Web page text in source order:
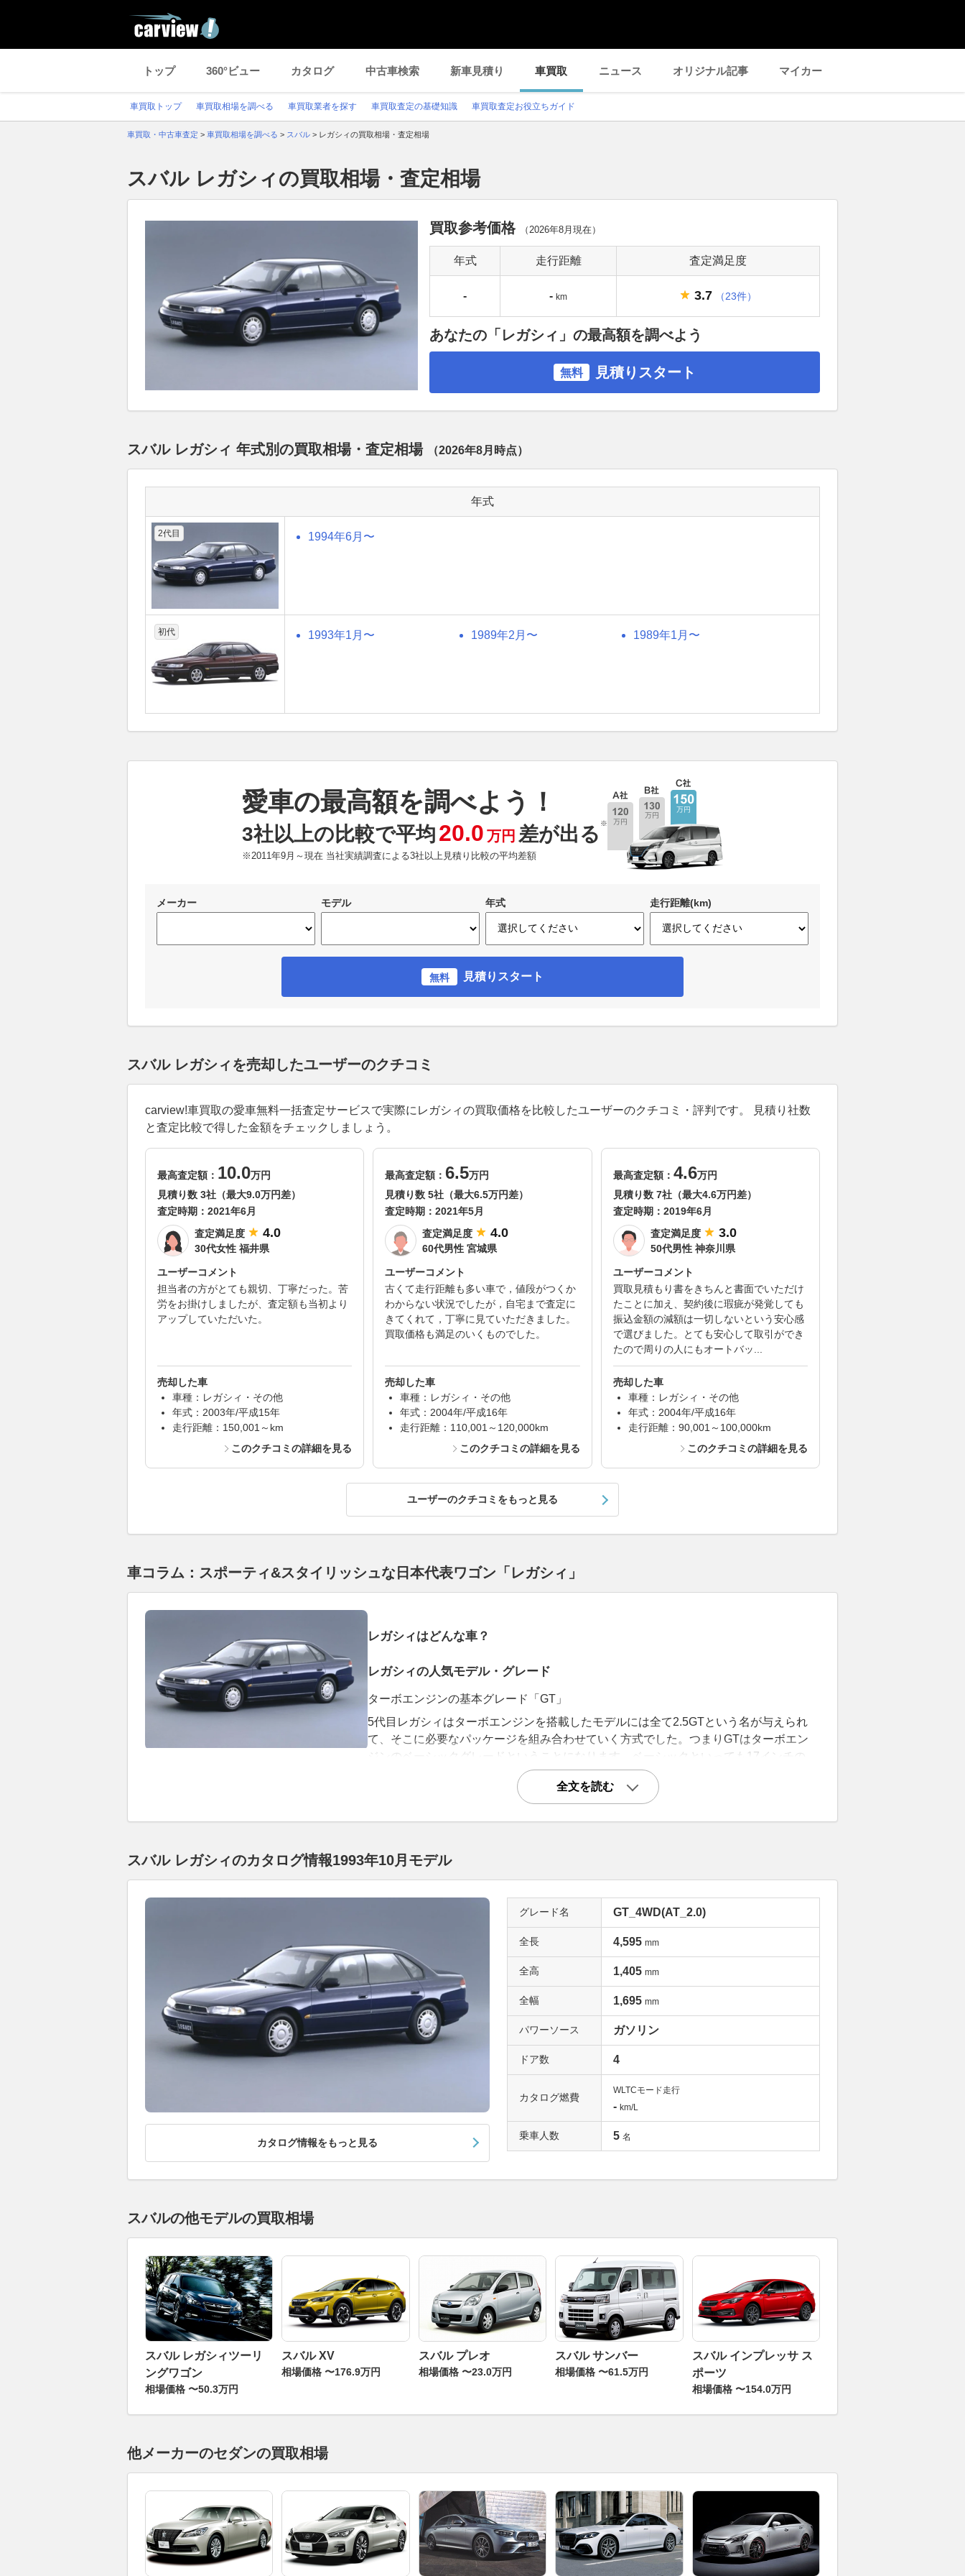
トップ 360°ビュー カタログ 中古車検索 新車見積り 車買取 ニュース オリジナル記事 マイカー
車買取トップ 車買取相場を調べる 車買取業者を探す 車買取査定の基礎知識 車買取査定お役立ちガイド
車買取・中古車査定 > 車買取相場を調べる > スバル > レガシィの買取相場・査定相場
スバル レガシィの買取相場・査定相場
買取参考価格 （2026年8月 現在）
年式 走行距離 査定満足度
- - km 3.7 （23件）
あなたの「レガシィ」の最高額を調べよう
無料 見積りスタート
スバル レガシィ 年式別の買取相場・査定相場 （2026年8月 時点）
年式
2代目 1994年6月〜
初代 1993年1月〜 1989年2月〜 1989年1月〜
愛車の最高額を調べよう！
3社以上の比較で平均20.0 万円 差が出る ※
※2011年9月～現在 当社実績調査による3社以上見積り比較の平均差額
メーカー モデル 年式 走行距離(km)
無料 見積りスタート
スバル レガシィを売却したユーザーのクチコミ
carview!車買取の愛車無料一括査定サービスで実際にレガシィの買取価格を比較したユーザーのクチコミ・評判です。 見積り社数
と査定比較で得した金額をチェックしましょう。
最高査定額： 10.0万円
見積り数 3社（最大9.0万円差）
査定時期： 2021年6月
査定満足度
4.0
30代女性 福井県
ユーザーコメント
担当者の方がとても親切、丁寧だった。苦
労をお掛けしましたが、査定額も当初より
アップしていただいた。
売却した車
車種：レガシィ・その他
年式：2003年/平成15年
走行距離：150,001～km
このクチコミの詳細を見る
最高査定額： 6.5万円
見積り数 5社（最大6.5万円差）
査定時期：2021年5月
査定満足度
4.0
60代男性 宮城県
ユーザーコメント
古くて走行距離も多い車で，値段がつくか
わからない状況でしたが，自宅まで査定に
きてくれて，丁寧に見ていただきました。
買取価格も満足のいくものでした。
売却した車
車種：レガシィ・その他
年式：2004年/平成16年
走行距離：110,001～120,000km
このクチコミの詳細を見る
最高査定額： 4.6万円
見積り数 7社（最大4.6万円差）
査定時期： 2019年6月
査定満足度
3.0
50代男性 神奈川県
ユーザーコメント
買取見積もり書をきちんと書面でいただけ
たことに加え、契約後に瑕疵が発覚しても
振込金額の減額は一切しないという安心感
で選びました。とても安心して取引ができ
たので周りの人にもオートバッ...
売却した車
車種：レガシィ・その他
年式：2004年/平成16年
走行距離：90,001～100,000km
このクチコミの詳細を見る
ユーザーのクチコミをもっと見る
車コラム：スポーティ&スタイリッシュな日本代表ワゴン「レガシィ」
レガシィはどんな車？
レガシィの人気モデル・グレード
ターボエンジンの基本グレード「GT」
5代目レガシィはターボエンジンを搭載したモデルには全て2.5GTという名が与えられ
て、そこに必要なパッケージを組み合わせていく方式でした。つまりGTはターボエン
ジンのベーシックグレードということになります。ベーシックといっても17インチの
タイヤ&ホイールやパドルシフト、本革ステアリングホイール、ラゲッジルームから
リヤシートを倒せるリモコンフォールディング機能など、必要な装備は備えていま
す。またドライブモードを切り替えられるSI-DRIVEや横滑り防止のVDCも備わって
おり、285ps/350Nmというゆとりのパワーとトルクで走りを楽しむのにも十分です。
ださい。
RSはそもそも1989年に登場した初代レガシィで、2Lターボエンジンを搭載した最強
グレードに与えられた名ですが、1999年に登場した4代目では、155psの2LNAエンジ
ンを搭載したベーシックグレードにRSの名が与えられました。駆動は4WDですが、5
速MTにはビスカスLSD付きのセンターデフ式4WDが、そして4速ATにはアクティブ
トルクスプリットの電子制御4WDが採用されています。最新のクルマと比べると装備
は豊富ではありませんが、フルオートエアコンやデュアルエアバッグ、本革ステアリ
ングに本革シフトノブなどが標準装備されています。レガシィ本来の魅力が味わえる
グレードと評価されていますので、ぜひ一括査定を試してみてください。
大排気量NAエンジンが生むゆとり「250T」
レガシィの人気を決定づけた2代目において、2.5Lの水平対向4気筒NAを搭載したグ
レードが250Tです。他のグレードはすべて2Lであり、大排気量NAのゆとりある走り
を実現したグレードだと言えるでしょう。パワーは175ps、トルクは23.5kgmで、今
となっては驚くほどの数字ではありませんが、車両重量は1400kgしかないので、気持
ちの良い走りが楽しめます。エアスクープのないボンネットや15インチのアルミホイ
ールなど、主張しすぎないルックスも大人のユーザーには好まれるでしょう。ぜひ一
全文を読む
スバル レガシィのカタログ情報1993年10月モデル
カタログ情報をもっと見る
グレード名 GT_4WD(AT_2.0)
全長 4,595 mm
全高 1,405 mm
全幅 1,695 mm
パワーソース ガソリン
ドア数 4
カタログ燃費
WLTCモード走行
- km/L
乗車人数 5 名
スバルの他モデルの買取相場
スバル レガシィツーリ
ングワゴン
相場価格 〜50.3万円
スバル XV
相場価格 〜176.9万円
スバル プレオ
相場価格 〜23.0万円
スバル サンバー
相場価格 〜61.5万円
スバル インプレッサ ス
ポーツ
相場価格 〜154.0万円
他メーカーのセダンの買取相場